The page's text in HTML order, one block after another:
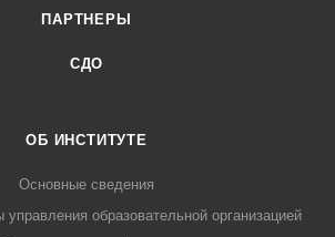
ПАРТНЕРЫ
СДО
ОБ ИНСТИТУТЕ
Основные сведения
управления образовательной организацией